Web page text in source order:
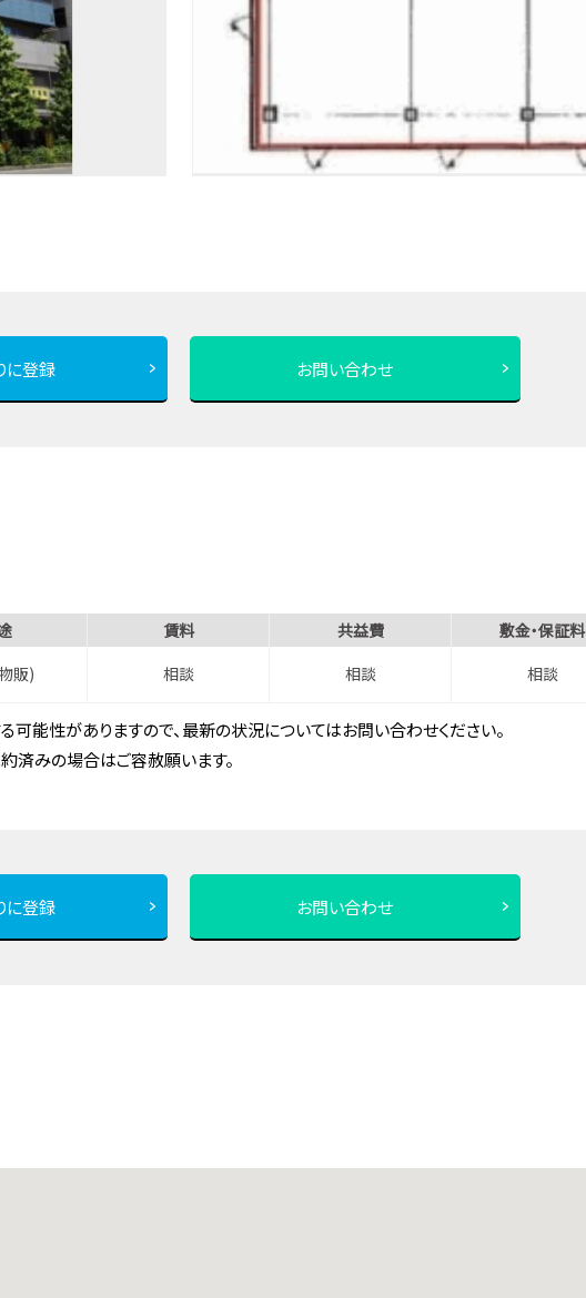
に登録 お問い合わせ
賃料 共益費 敷金・保証料
販) 相談 相談 相談
能性がありますので、最新の状況についてはお問い合わせください。
みの場合はご容赦願います。
に登録 お問い合わせ